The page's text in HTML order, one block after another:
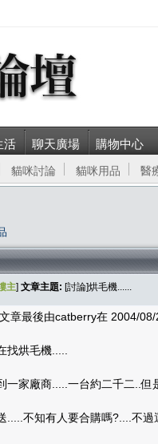
活 聊天廣場 購物中心
貓咪討論 貓咪用品 醫
主] 文章主題: [討論]烘毛機......
章最後由catberry在 2004/
找烘毛機.....
一家廠商.....一台約二千二..
.....不知有人要合購嗎?....不